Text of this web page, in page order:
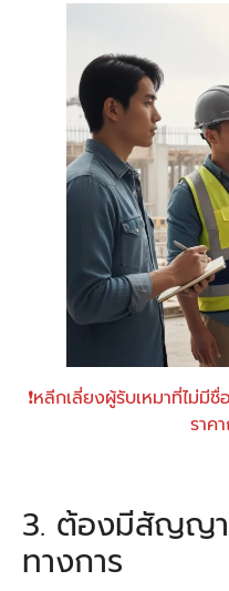
❗หลีกเลี่ยงผู้รับเหมาที่ไม่
ราค
3. ต้องมีสัญญา
ทางการ